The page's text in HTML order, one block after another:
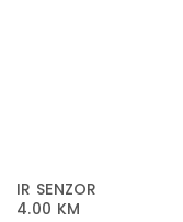
IR SENZOR
4.00 KM